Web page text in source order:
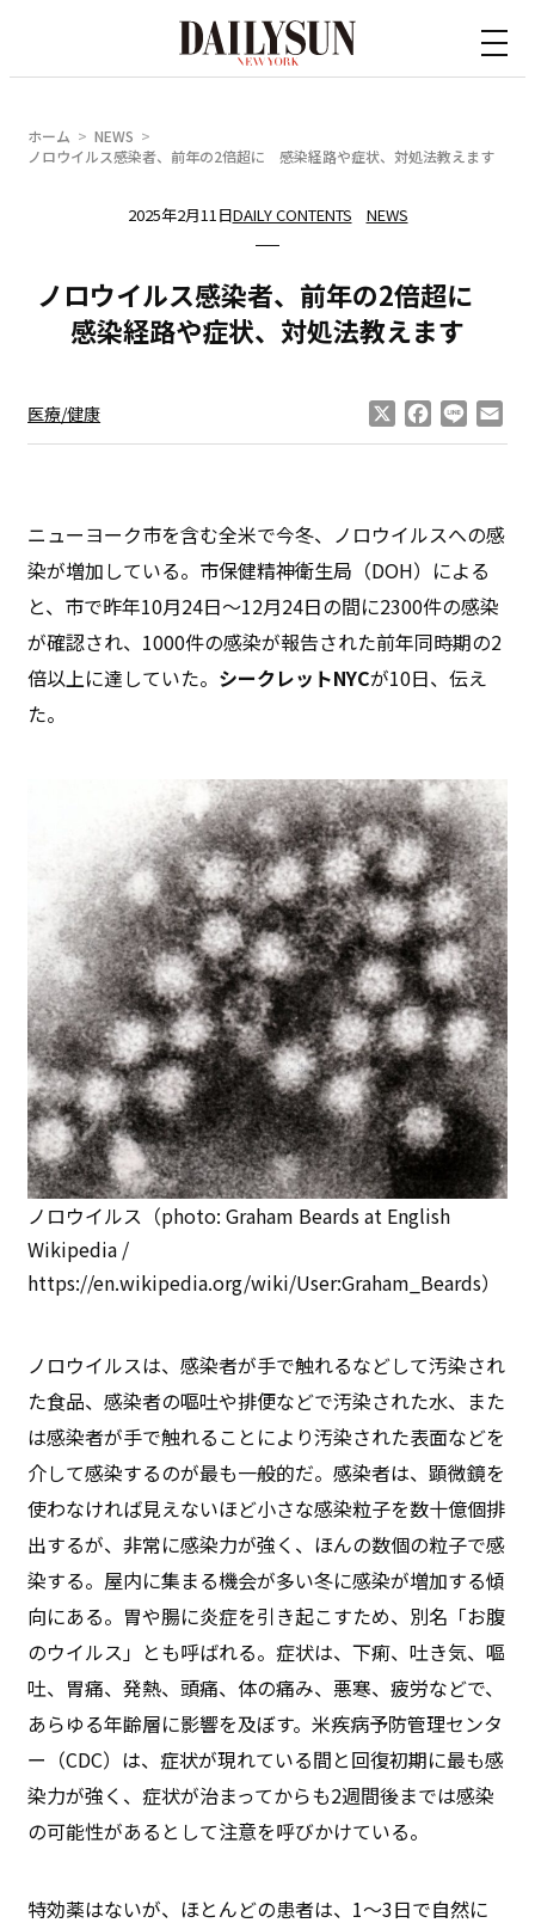
ホーム
NEWS
ノロウイルス感染者、前年の2倍超に 感染経路や症状、対処法教えます
2025年2月11日DAILY CONTENTS NEWS
ノロウイルス感染者、前年の2倍超に
感染経路や症状、対処法教えます
医療/健康 Facebook
Line
ニューヨーク市を含む全米で今冬、ノロウイルスへの感
染が増加している。市保健精神衛生局（DOH）による
と、市で昨年10月24日〜12月24日の間に2300件の感染
が確認され、1000件の感染が報告された前年同時期の2
倍以上に達していた。 シークレットNYCが10日、伝え
た。
ノロウイルス（photo: Graham Beards at English
Wikipedia /
https://en.wikipedia.org/wiki/User:Graham_Beards）
ノロウイルスは、感染者が手で触れるなどして汚染され
た食品、感染者の嘔吐や排便などで汚染された水、また
は感染者が手で触れることにより汚染された表面などを
介して感染するのが最も一般的だ。感染者は、顕微鏡を
使わなければ見えないほど小さな感染粒子を数十億個排
出するが、非常に感染力が強く、ほんの数個の粒子で感
染する。屋内に集まる機会が多い冬に感染が増加する傾
向にある。胃や腸に炎症を引き起こすため、別名「お腹
のウイルス」とも呼ばれる。症状は、下痢、吐き気、嘔
吐、胃痛、発熱、頭痛、体の痛み、悪寒、疲労などで、
あらゆる年齢層に影響を及ぼす。米疾病予防管理センタ
ー（CDC）は、症状が現れている間と回復初期に最も感
染力が強く、症状が治まってからも2週間後までは感染
の可能性があるとして注意を呼びかけている。
特効薬はないが、ほとんどの患者は、1〜3日で自然に